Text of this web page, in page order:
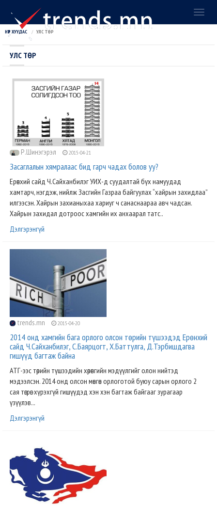
НҮҮР ХУУДАС УЛС ТӨР
УЛС ТӨР
Р.Шинэгэрэл 2015-04-21
Засаглалын хямралаас бид гарч чадах болов уу?
Ерөнхий сайд Ч.Сайханбилэг УИХ-д суудалтай бүх намуудад
хамтарч, нэгдэж, нийлж Засгийн Газраа байгуулах “хайрын захидлаа”
илгээсэн. Хайрын захианыхаа хариуг ч санаснаараа авч чадсан.
Хайрын захидал дотроос хамгийн их анхаарал татс..
Дэлгэрэнгүй
trends.mn 2015-04-20
2014 онд хамгийн бага орлого олсон төрийн түшээдэд Ерөнхий
сайд Ч.Сайханбилэг, С.Баярцогт, Х.Баттулга, Д.Тэрбишдагва
гишүүд багтаж байна
АТГ-ээс төрийн түшээдийн хөрөнгийн мэдүүлгийг олон нийтэд
мэдээлсэн. 2014 онд олсон мөнгөн орлоготой буюу сарын орлого 2
сая төгрөг хүрэхгүй гишүүдэд хэн хэн багтаж байгааг зурагаар
үзүүлэв...
Дэлгэрэнгүй